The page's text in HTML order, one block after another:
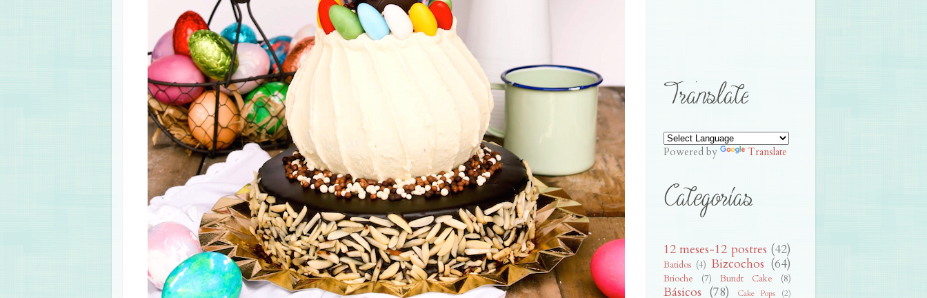
Powered by Translate
12 meses-12 postres (42)
Batidos (4) Bizcochos (64)
Brioche (7) Bundt Cake (8)
Básicos (78) Cake Pops
(2)